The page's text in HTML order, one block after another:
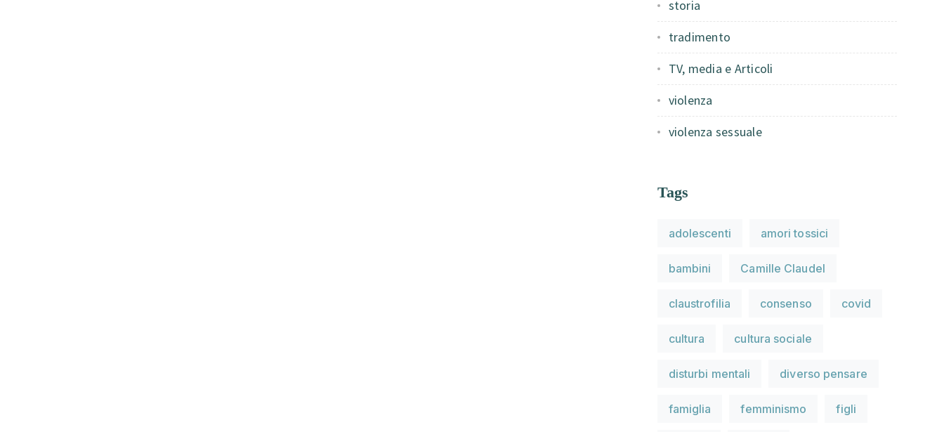
storia
tradimento
TV, media e Articoli
violenza
violenza sessuale
Tags
adolescenti amori tossici
bambini Camille Claudel
claustrofilia consenso covid
cultura cultura sociale
disturbi mentali diverso pensare
famiglia femminismo figli